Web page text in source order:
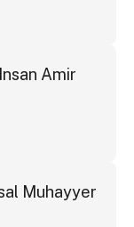
Amir
Muhayyer